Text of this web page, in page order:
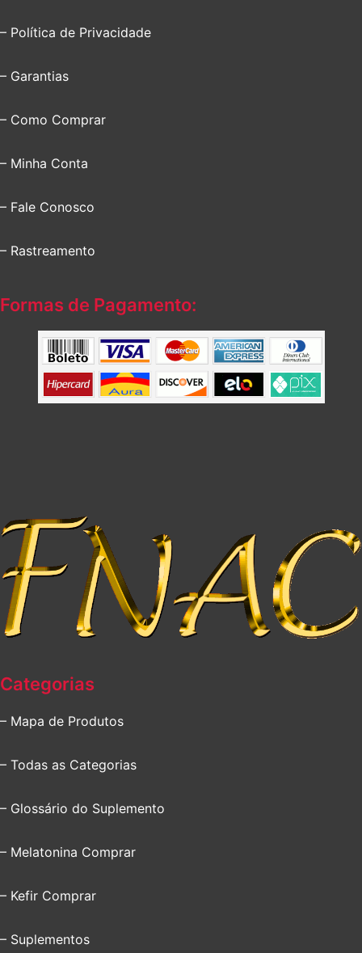
– Política de Privacidade
– Garantias
– Como Comprar
– Minha Conta
– Fale Conosco
– Rastreamento
Formas de Pagamento:
Categorias
– Mapa de Produtos
– Todas as Categorias
– Glossário do Suplemento
– Melatonina Comprar
– Kefir Comprar
– Suplementos